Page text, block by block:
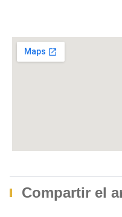
Compartir el